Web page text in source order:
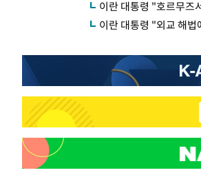
이란 대통령 "호르무즈
이란 대통령 "외교 해